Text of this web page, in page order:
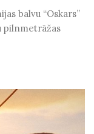
balvu “Oskars”
pilnmetrāžas